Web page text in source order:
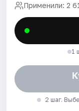
Применили: 2
1
2 шаг.